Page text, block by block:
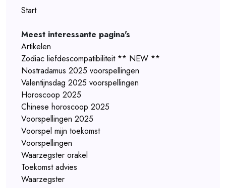
Start
Meest interessante pagina's
Artikelen
Zodiac liefdescompatibiliteit ** NEW **
Nostradamus 2025 voorspellingen
Valentijnsdag 2025 voorspellingen
Horoscoop 2025
Chinese horoscoop 2025
Voorspellingen 2025
Voorspel mijn toekomst
Voorspellingen
Waarzegster orakel
Toekomst advies
Waarzegster